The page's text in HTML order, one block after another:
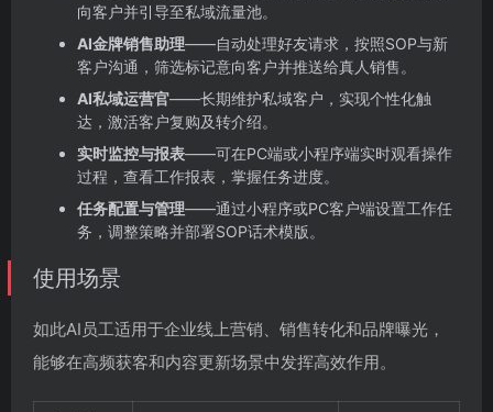
向客户并引导至私域流量池。
AI金牌销售助理——自动处理好友请求，按照SOP与新
客户沟通，筛选标记意向客户并推送给真人销售。
AI私域运营官——长期维护私域客户，实现个性化触
达，激活客户复购及转介绍。
实时监控与报表——可在PC端或小程序端实时观看操作
过程，查看工作报表，掌握任务进度。
任务配置与管理——通过小程序或PC客户端设置工作任
务，调整策略并部署SOP话术模版。
使用场景
如此AI员工适用于企业线上营销、销售转化和品牌曝光，
能够在高频获客和内容更新场景中发挥高效作用。